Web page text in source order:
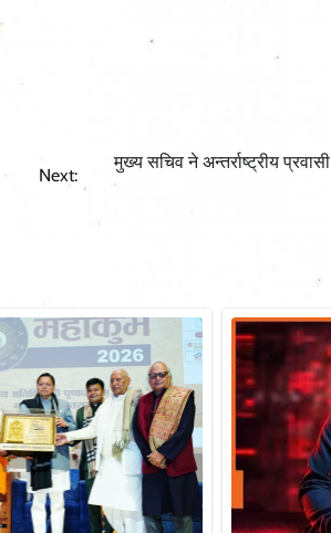
Next:
मुख्य सचिव ने अन्तर्राष्ट्रीय